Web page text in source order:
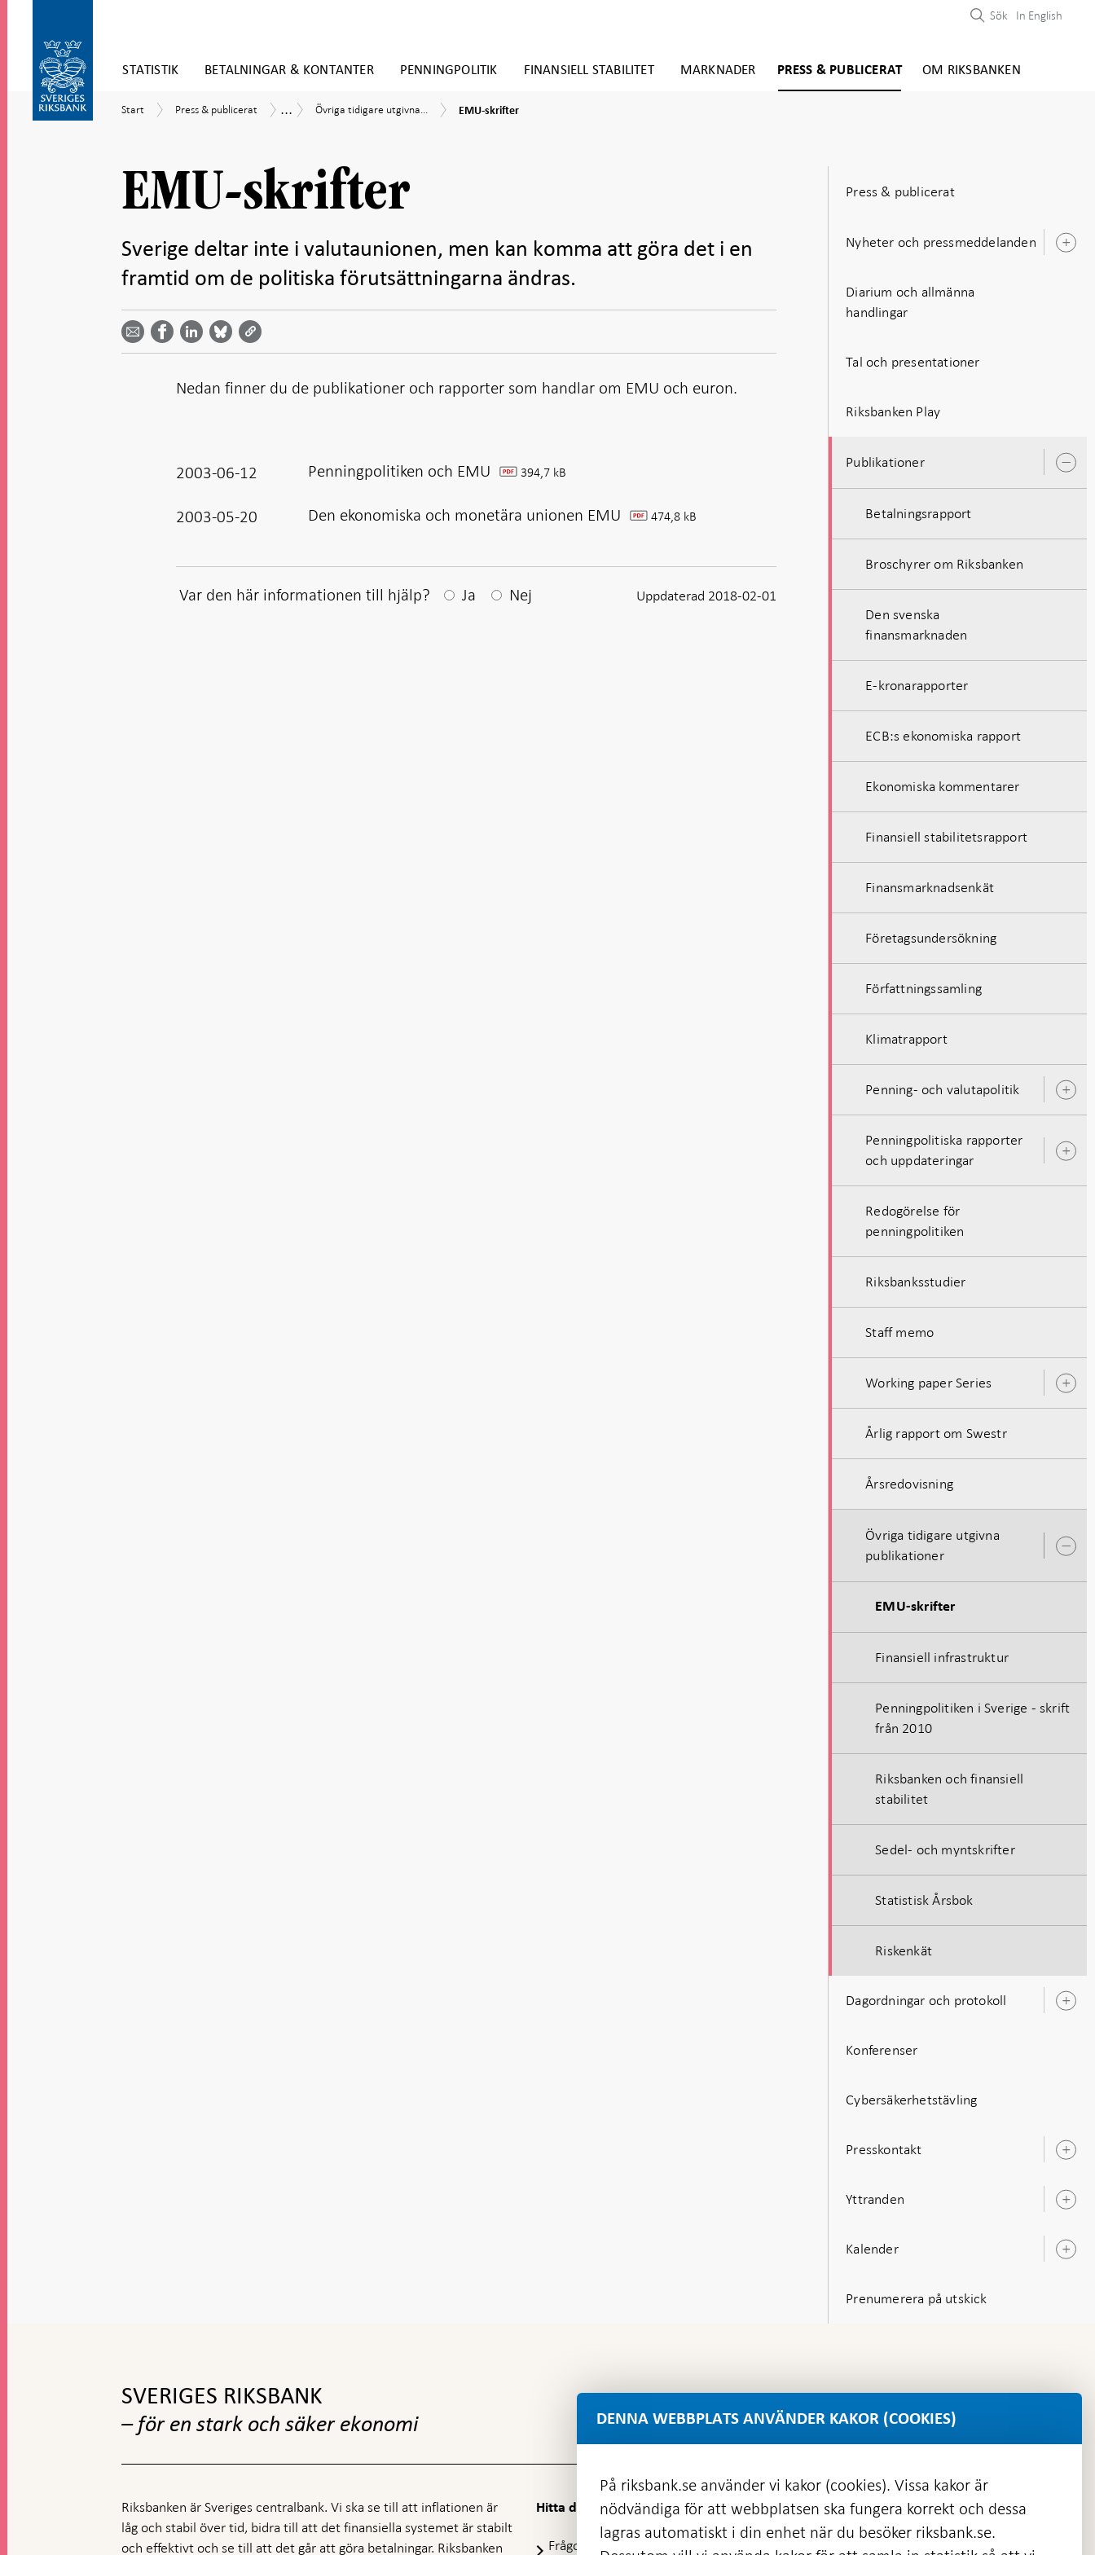
direkt
innehåll
STATISTIK BETALNINGAR & KONTANTER PENNINGPOLITIK FINANSIELL STABILITET MARKNADER PRESS & PUBLICERAT OM RIKSBANKEN
till
Sök In English
Start
Start
Press
Press & publicerat Publikationer
...
Övriga
Övriga tidigare utgivna...
EMU-
EMU-skrifter
EMU-skrifter
Sverige deltar inte i valutaunionen, men kan komma att göra det i en
framtid om de politiska förutsättningarna ändras.
Dela
email -
Öppnas
Dela på
Facebook
- Öppnas
Dela på
LinkedIn
-
Öppnas
på
Bluesky
-
i ny flik
på
Twitter
-
i ny flik
Nedan finner du de publikationer och rapporter som handlar om EMU och euron.
2003-06-12 Penningpolitiken och EMU pdf 394,7 kB
2003-05-20 Den ekonomiska och monetära unionen EMU pdf 474,8 kB
Var den här informationen till hjälp? Efter ditt svar visas en kommentarsruta
Ja Nej Uppdaterad 2018-02-01
Press & publicerat
Nyheter och pressmeddelanden
Diarium och allmänna
handlingar
Tal och presentationer
Riksbanken Play
Publikationer
Betalningsrapport
Broschyrer om Riksbanken
Den svenska
finansmarknaden
E-kronarapporter
ECB:s ekonomiska rapport
Ekonomiska kommentarer
Finansiell stabilitetsrapport
Finansmarknadsenkät
Företagsundersökning
Författningssamling
Klimatrapport
Penning- och valutapolitik
Penningpolitiska rapporter
och uppdateringar
Redogörelse för
penningpolitiken
Riksbanksstudier
Staff memo
Working paper Series
Årlig rapport om Swestr
Årsredovisning
Övriga tidigare utgivna
publikationer
EMU-skrifter
Finansiell infrastruktur
Penningpolitiken i Sverige - skrift
från 2010
Riksbanken och finansiell
stabilitet
Sedel- och myntskrifter
Statistisk Årsbok
Riskenkät
Dagordningar och protokoll
Konferenser
Cybersäkerhetstävling
Presskontakt
Yttranden
Kalender
Prenumerera på utskick
SVERIGES RIKSBANK
– för en stark och säker ekonomi
Riksbanken är Sveriges centralbank. Vi ska se till att inflationen är
låg och stabil över tid, bidra till att det finansiella systemet är stabilt
och effektivt och se till att det går att göra betalningar. Riksbanken
Hitta direkt
Frågor och svar
DENNA WEBBPLATS ANVÄNDER KAKOR (COOKIES)
På riksbank.se använder vi kakor (cookies). Vissa kakor är
nödvändiga för att webbplatsen ska fungera korrekt och dessa
lagras automatiskt i din enhet när du besöker riksbank.se.